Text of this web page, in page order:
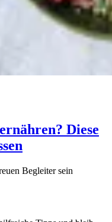
Diese
Begleiter sein